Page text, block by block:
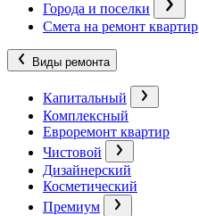
Города и поселки
Смета на ремонт квартир
Виды ремонта
Капитальный
Комплексный
Евроремонт квартир
Чистовой
Дизайнерский
Косметический
Премиум